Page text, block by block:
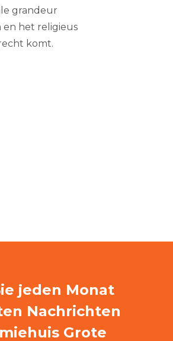
grandeur
het religieus
komt.
jeden Monat
Nachrichten
Grote